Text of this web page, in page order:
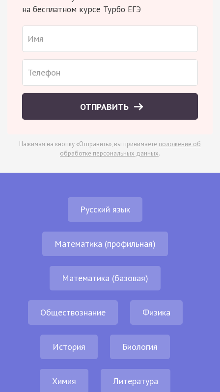
на бесплатном курсе Турбо ЕГЭ
ОТПРАВИТЬ
Нажимая на кнопку «Отправить», вы принимаете положение об
обработке персональных данных.
Русский язык
Математика (профильная)
Математика (базовая)
Обществознание Физика
История Биология
Химия Литература